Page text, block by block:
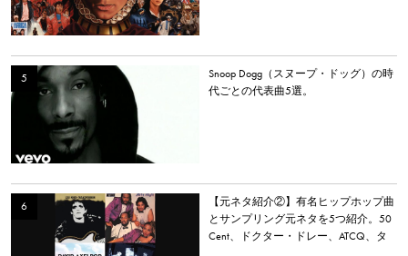
Snoop Dogg（スヌープ・ドッグ）の時
代ごとの代表曲5選。
【元ネタ紹介②】有名ヒップホップ曲
とサンプリング元ネタを5つ紹介。50
Cent、ドクター・ドレー、ATCQ、タ